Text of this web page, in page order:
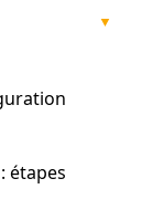
étapes